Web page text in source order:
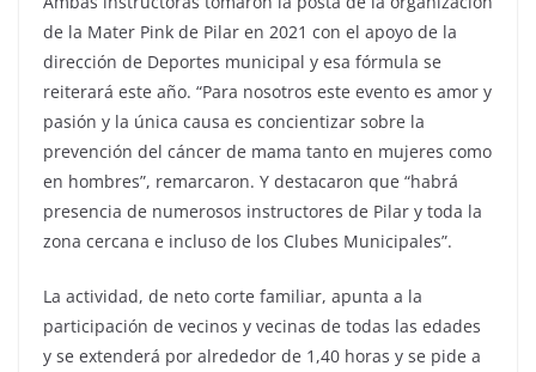
de la Mater Pink de Pilar en 2021 con el apoyo de la
dirección de Deportes municipal y esa fórmula se
reiterará este año. “Para nosotros este evento es amor y
pasión y la única causa es concientizar sobre la
prevención del cáncer de mama tanto en mujeres como
en hombres”, remarcaron. Y destacaron que “habrá
presencia de numerosos instructores de Pilar y toda la
zona cercana e incluso de los Clubes Municipales”.
La actividad, de neto corte familiar, apunta a la
participación de vecinos y vecinas de todas las edades
y se extenderá por alrededor de 1,40 horas y se pide a